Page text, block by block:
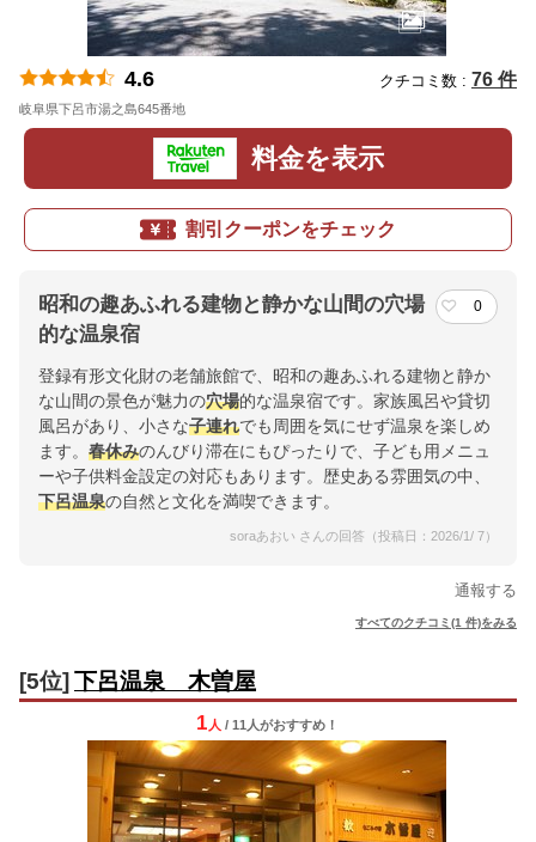
4.6 クチコミ数 : 76 件
岐阜県下呂市湯之島645番地
料金を表示
割引クーポンをチェック
昭和の趣あふれる建物と静かな山間の穴場
的な温泉宿
0
登録有形文化財の老舗旅館で、昭和の趣あふれる建物と静か
な山間の景色が魅力の穴場的な温泉宿です。家族風呂や貸切
風呂があり、小さな子連れでも周囲を気にせず温泉を楽しめ
ます。 春休みのんびり滞在にもぴったりで、子ども用メニュ
ーや子供料金設定の対応もあります。歴史ある雰囲気の中、
下呂温泉の自然と文化を満喫できます。
soraあおい さんの回答（投稿日：2026/1/ 7）
通報する
すべてのクチコミ(1 件)をみる
[5位] 下呂温泉 木曽屋
1 人 / 11人がおすすめ！